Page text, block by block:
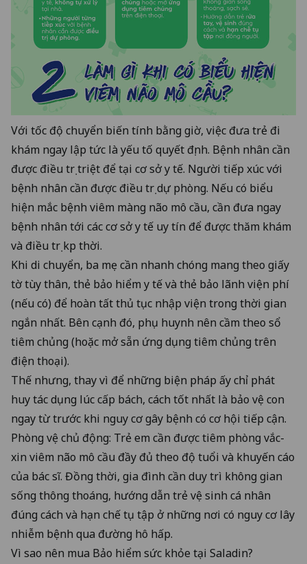
Với tốc độ chuyển biến tính bằng giờ, việc đưa trẻ đi
khám ngay lập tức là yếu tố quyết định. Bệnh nhân cần
được điều trị triệt để tại cơ sở y tế. Người tiếp xúc với
bệnh nhân cần được điều trị dự phòng. Nếu có biểu
hiện mắc bệnh viêm màng não mô cầu, cần đưa ngay
bệnh nhân tới các cơ sở y tế uy tín để được thăm khám
và điều trị kịp thời.
Khi di chuyển, ba mẹ cần nhanh chóng mang theo giấy
tờ tùy thân, thẻ bảo hiểm y tế và thẻ bảo lãnh viện phí
(nếu có) để hoàn tất thủ tục nhập viện trong thời gian
ngắn nhất. Bên cạnh đó, phụ huynh nên cầm theo sổ
tiêm chủng (hoặc mở sẵn ứng dụng tiêm chủng trên
điện thoại).
Thế nhưng, thay vì để những biện pháp ấy chỉ phát
huy tác dụng lúc cấp bách, cách tốt nhất là bảo vệ con
ngay từ trước khi nguy cơ gây bệnh có cơ hội tiếp cận.
Phòng vệ chủ động: Trẻ em cần được tiêm phòng vắc-
xin viêm não mô cầu đầy đủ theo độ tuổi và khuyến cáo
của bác sĩ. Đồng thời, gia đình cần duy trì không gian
sống thông thoáng, hướng dẫn trẻ vệ sinh cá nhân
đúng cách và hạn chế tụ tập ở những nơi có nguy cơ lây
nhiễm bệnh qua đường hô hấp.
Vì sao nên mua Bảo hiểm sức khỏe tại Saladin?